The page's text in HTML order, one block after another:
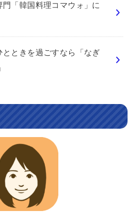
「韓国料理コマウォ」に
ときを過ごすなら「なぎ